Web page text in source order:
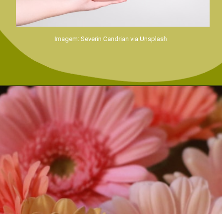
Imagem: Severin Candrian via Unsplash